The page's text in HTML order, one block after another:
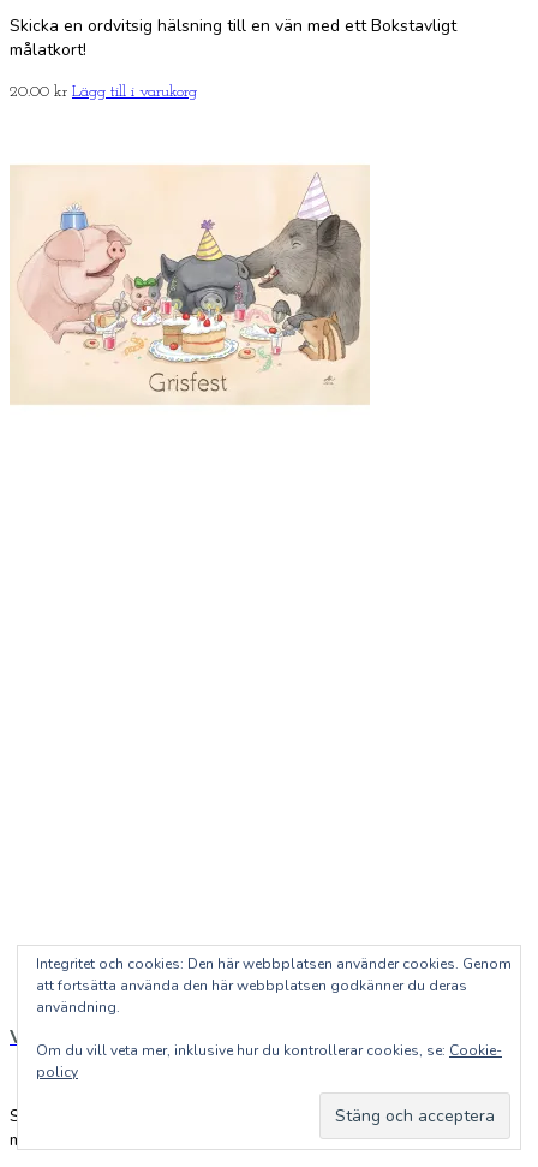
Skicka en ordvitsig hälsning till en vän med ett Bokstavligt
målatkort!
20.00 kr Lägg till i varukorg
Vykort: Grisfest
Skicka en ordvitsig hälsning till en vän med ett Bokstavligt
målatvykort!
Integritet och cookies: Den här webbplatsen använder cookies. Genom
att fortsätta använda den här webbplatsen godkänner du deras
användning.
Om du vill veta mer, inklusive hur du kontrollerar cookies, se: Cookie-
policy